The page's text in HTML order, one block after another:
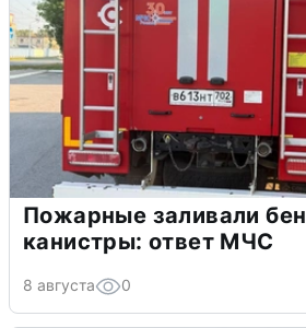
Пожарные заливали
канистры: ответ МЧС
8 августа 0